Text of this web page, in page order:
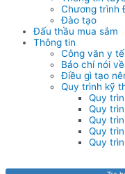
Chương trình
Đào tạo
Đấu thầu mua sắm
Thông tin
Công văn y tế
Báo chí nói
Điều gì tạo
Quy trình kỹ
Quy
Quy
Quy
Quy
Quy